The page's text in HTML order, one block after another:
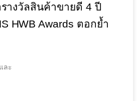
างวัลสินค้าขายดี 4 ปี
HWB Awards ตอกย้ำ
ละ